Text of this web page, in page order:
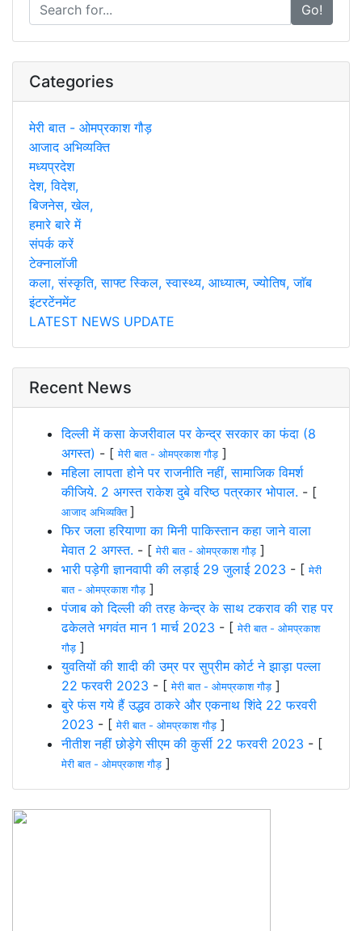
Go!
Categories
मेरी बात - ओमप्रकाश गौड़
आजाद अभिव्यक्ति
मध्यप्रदेश
देश, विदेश,
बिजनेस, खेल,
हमारे बारे में
संपर्क करें
टेक्नालाॅजी
कला, संस्कृति, साफ्ट स्किल, स्वास्थ्य, आध्यात्म, ज्योतिष, जाॅब
इंटरटेंनमेंट
LATEST NEWS UPDATE
Recent News
दिल्ली में कसा केजरीवाल पर केन्द्र सरकार का फंदा (8
अगस्त) - [मेरी बात - ओमप्रकाश गौड़ ]
महिला लापता होने पर राजनीति नहीं, सामाजिक विमर्श
कीजिये. 2 अगस्त राकेश दुबे वरिष्ठ पत्रकार भोपाल. - [
आजाद अभिव्यक्ति ]
फिर जला हरियाणा का मिनी पाकिस्तान कहा जाने वाला
मेवात 2 अगस्त. - [मेरी बात - ओमप्रकाश गौड़ ]
भारी पड़ेगी ज्ञानवापी की लड़ाई 29 जुलाई 2023 - [मेरी
बात - ओमप्रकाश गौड़ ]
पंजाब को दिल्ली की तरह केन्द्र के साथ टकराव की राह पर
ढकेलते भगवंत मान 1 मार्च 2023 - [मेरी बात - ओमप्रकाश
गौड़ ]
युवतियों की शादी की उम्र पर सुप्रीम कोर्ट ने झाड़ा पल्ला
22 फरवरी 2023 - [मेरी बात - ओमप्रकाश गौड़ ]
बुरे फंस गये हैं उद्धव ठाकरे और एकनाथ शिंदे 22 फरवरी
2023 - [मेरी बात - ओमप्रकाश गौड़ ]
नीतीश नहीं छोड़ेगे सीएम की कुर्सी 22 फरवरी 2023 - [
मेरी बात - ओमप्रकाश गौड़ ]